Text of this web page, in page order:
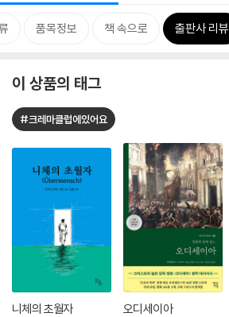
품목정보 책 속으로 출판사 리뷰
이 상품의 태그
#크레마클럽에있어요
니체의 초월자 오디세이아